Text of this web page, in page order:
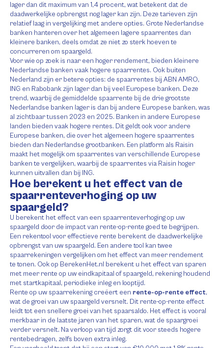
lager dan dit maximum van 1,4 procent, wat betekent dat de
daadwerkelijke opbrengst nog lager kan zijn. Deze tarieven zijn
relatief laag in vergelijking met andere opties. Grote Nederlandse
banken hanteren over het algemeen lagere spaarrentes dan
kleinere banken, deels omdat ze niet zo sterk hoeven te
concurreren om spaargeld.
Voor wie op zoek is naar een hoger rendement, bieden kleinere
Nederlandse banken vaak hogere spaarrentes. Ook buiten
Nederland zijn er betere opties: de spaarrentes bij ABN AMRO,
ING en Rabobank zijn lager dan bij veel Europese banken. Deze
trend, waarbij de gemiddelde spaarrente bij de drie grootste
Nederlandse banken lager is dan bij andere Europese banken, was
al zichtbaar tussen 2023 en 2025. Banken in andere Europese
landen bieden vaak hogere rentes. Dit geldt ook voor andere
Europese banken, die over het algemeen hogere spaarrentes
bieden dan Nederlandse grootbanken. Een platform als Raisin
maakt het mogelijk om spaarrentes van verschillende Europese
banken te vergelijken, waarbij de spaarrentes via Raisin hoger
kunnen uitvallen dan bij ING.
Hoe berekent u het effect van de
spaarrenteverhoging op uw
spaargeld?
U berekent het effect van een spaarrenteverhoging op uw
spaargeld door de impact van rente-op-rente goed te begrijpen.
Een rekentool voor effectieve rente berekent de daadwerkelijke
opbrengst van uw spaargeld. Een andere tool kan twee
spaarrekeningen vergelijken om het effect van meer rendement
te tonen. Ook op BerekenHet.nl berekent u het effect van sparen
met meer rente op uw eindkapitaal of spaargeld, rekening houdend
met startkapitaal, periodieke inleg en looptijd.
Rente op uw spaarrekening creëert een rente-op-rente effect,
wat de groei van uw spaargeld versnelt. Dit rente-op-rente effect
leidt tot een snellere groei van het spaarsaldo. Het effect is vooral
merkbaar in de laatste jaren van het sparen, wat de spaargroei
verder versnelt. Na verloop van tijd zorgt dit voor steeds hogere
rentebedragen, zelfs boven extra inleg.